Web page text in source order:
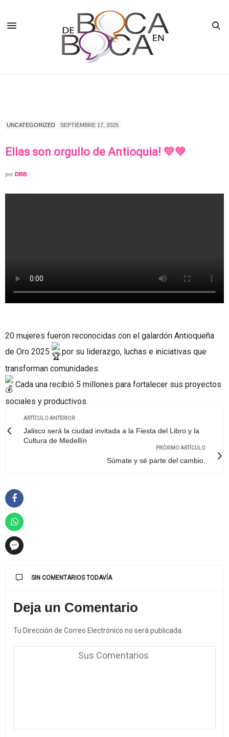
UNCATEGORIZED SEPTIEMBRE 17, 2025
Ellas son orgullo de Antioquia! 💛💚
por DBB
20 mujeres fueron reconocidas con el galardón Antioqueña
de Oro 2025
por su liderazgo, luchas e iniciativas que
transforman comunidades.
Cada una recibió 5 millones para fortalecer sus proyectos
sociales y productivos.
ARTÍCULO ANTERIOR
Jalisco será la ciudad invitada a la Fiesta del Libro y la
Cultura de Medellín
PRÓXIMO ARTÍCULO
Súmate y sé parte del cambio.
SIN COMENTARIOS TODAVÍA
Deja un Comentario
Tu Dirección de Correo Electrónico no será publicada.